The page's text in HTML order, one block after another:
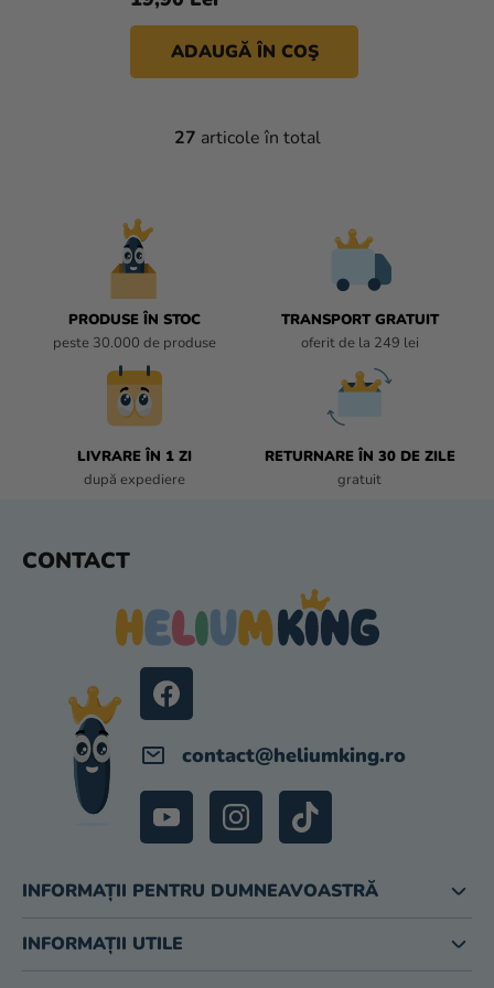
ADAUGĂ ÎN COŞ
C
27 articole în total
PRODUSE ÎN STOC
peste 30.000 de produse
TRANSPORT GRATUIT
oferit de la 249 lei
LIVRARE ÎN 1 ZI
după expediere
RETURNARE ÎN 30 DE ZILE
gratuit
CONTACT
contact@heliumking.ro
INFORMAȚII PENTRU DUMNEAVOASTRĂ
INFORMAȚII UTILE